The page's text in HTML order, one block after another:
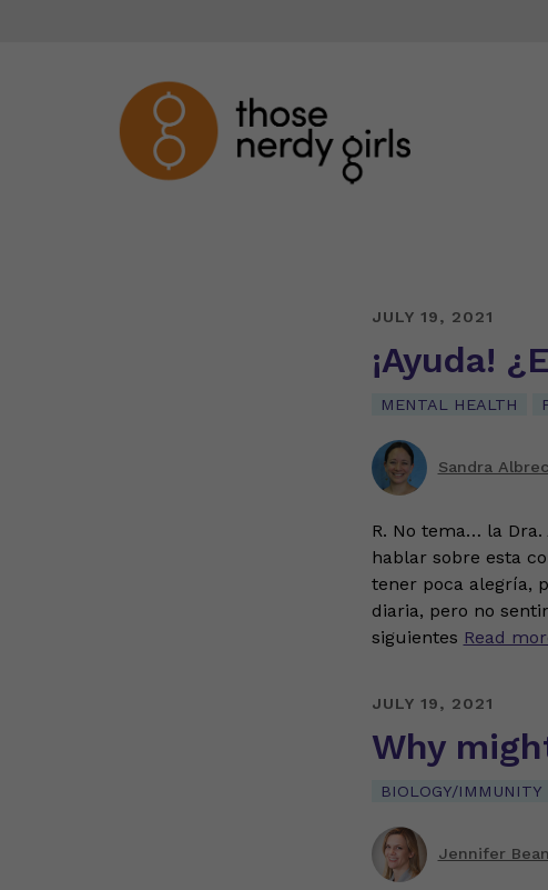
JULY 19, 2021
¡Ayuda!
MENTAL HEALTH
Sandra
R. No tema… la
hablar sobre esta
tener poca alegría,
diaria, pero no
siguientes Read
JULY 19, 2021
Why
BIOLOGY/IMMUNITY
Jennifer